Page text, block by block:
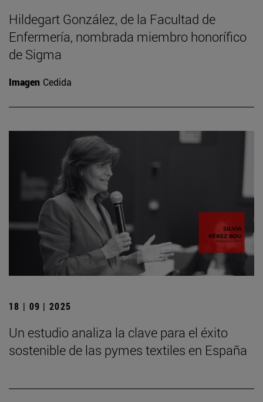
Hildegart González, de la Facultad de
Enfermería, nombrada miembro honorífico
de Sigma
Imagen Cedida
18 | 09 | 2025
Un estudio analiza la clave para el éxito
sostenible de las pymes textiles en España